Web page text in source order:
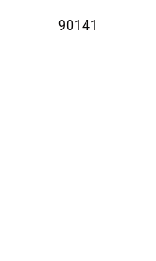
выбранной
надпись
90141